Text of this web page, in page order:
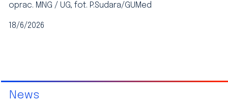
oprac. MNG / UG, fot. P.Sudara/GUMed
18/6/2026
News